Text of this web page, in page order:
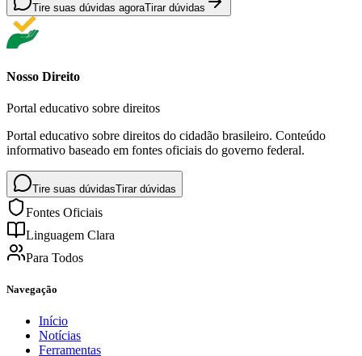
Tire suas dúvidas agoraTirar dúvidas
Nosso Direito
Portal educativo sobre direitos
Portal educativo sobre direitos do cidadão brasileiro. Conteúdo
informativo baseado em fontes oficiais do governo federal.
Tire suas dúvidasTirar dúvidas
Fontes Oficiais
Linguagem Clara
Para Todos
Navegação
Início
Notícias
Ferramentas